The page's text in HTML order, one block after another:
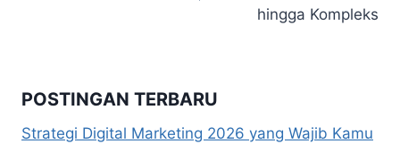
hingga Kompleks
POSTINGAN TERBARU
Strategi Digital Marketing 2026 yang Wajib Kamu